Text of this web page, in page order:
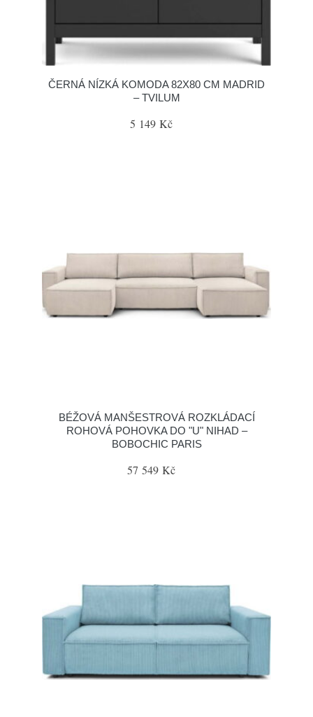
ČERNÁ NÍZKÁ KOMODA 82X80 CM MADRID
– TVILUM
5 149 Kč
BÉŽOVÁ MANŠESTROVÁ ROZKLÁDACÍ
ROHOVÁ POHOVKA DO "U" NIHAD –
BOBOCHIC PARIS
57 549 Kč